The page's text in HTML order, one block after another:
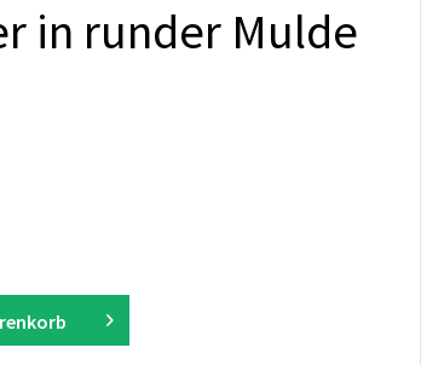
in runder Mulde